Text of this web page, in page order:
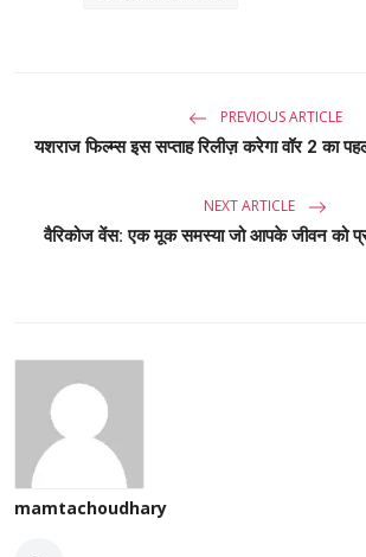
PREVIOUS ARTICLE
यशराज फिल्म्स इस सप्ताह रिलीज़ करेगा वॉर 2 का
NEXT ARTICLE
वैरिकोज वेंस: एक मूक समस्या जो आपके जीवन को
mamtachoudhary